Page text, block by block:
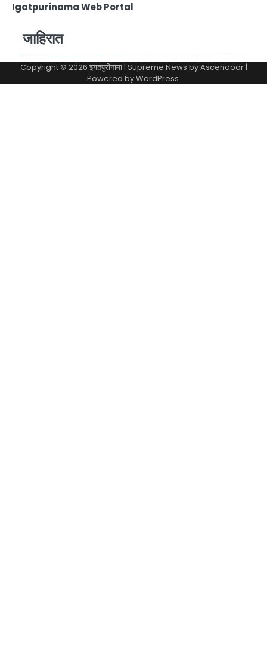
Igatpurinama Web Portal
जाहिरात
Copyright © 2026 इगतपुरीनामा| Supreme News byAscendoor|
Powered byWordPress.